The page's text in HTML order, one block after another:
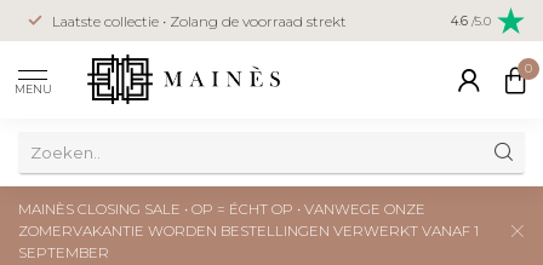
Laatste collectie • Zolang de voorraad strekt Veilig
creditcard
4.6 /5.0
MENU
0
MAINÈS CLOSING SALE • OP = ÉCHT OP • VANWEGE ONZE
ZOMERVAKANTIE WORDEN BESTELLINGEN VERWERKT VANAF 1
SEPTEMBER